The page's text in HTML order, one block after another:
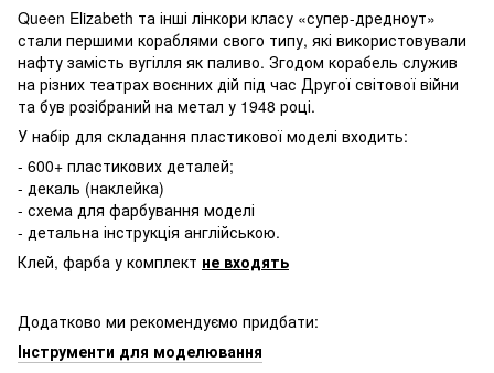
Queen Elizabeth та інші лінкори класу «супер-дредноут»
стали першими кораблями свого типу, які використовували
нафту замість вугілля як паливо. Згодом корабель служив
на різних театрах воєнних дій під час Другої світової війни
та був розібраний на метал у 1948 році.
У набір для складання пластикової моделі входить:
- 600+ пластикових деталей;
- декаль (наклейка)
- схема для фарбування моделі
- детальна інструкція англійською.
Клей, фарба у комплект не входять
Додатково ми рекомендуємо придбати:
Інструменти для моделювання